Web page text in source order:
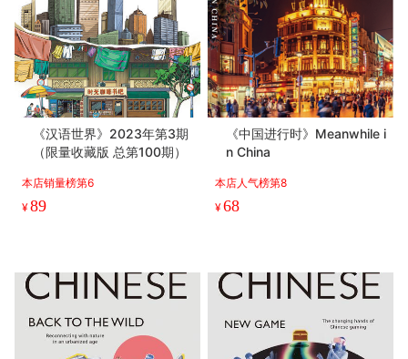
《汉语世界》2023年第3期
（限量收藏版 总第100期）
本店销量榜第6
¥89
《中国进行时》Meanwhile i
n China
本店人气榜第8
¥68